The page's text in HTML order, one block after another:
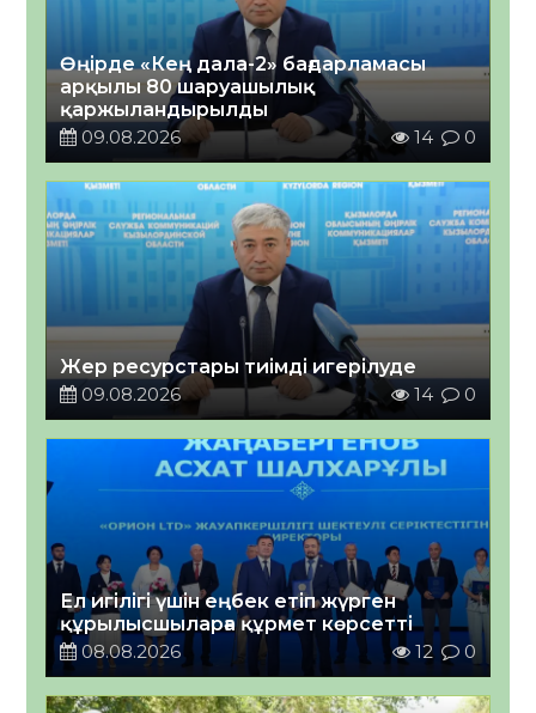
Өңірде «Кең дала-2» бағдарламасы
арқылы 80 шаруашылық
қаржыландырылды
09.08.2026
14 0
Жер ресурстары тиімді игерілуде
09.08.2026
14 0
Ел игілігі үшін еңбек етіп жүрген
құрылысшыларға құрмет көрсетті
08.08.2026
12 0